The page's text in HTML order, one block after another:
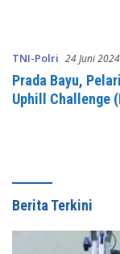
TNI-Polri 24 Juni 2024
Prada Bayu,
Uphill Challenge
Berita Terkini